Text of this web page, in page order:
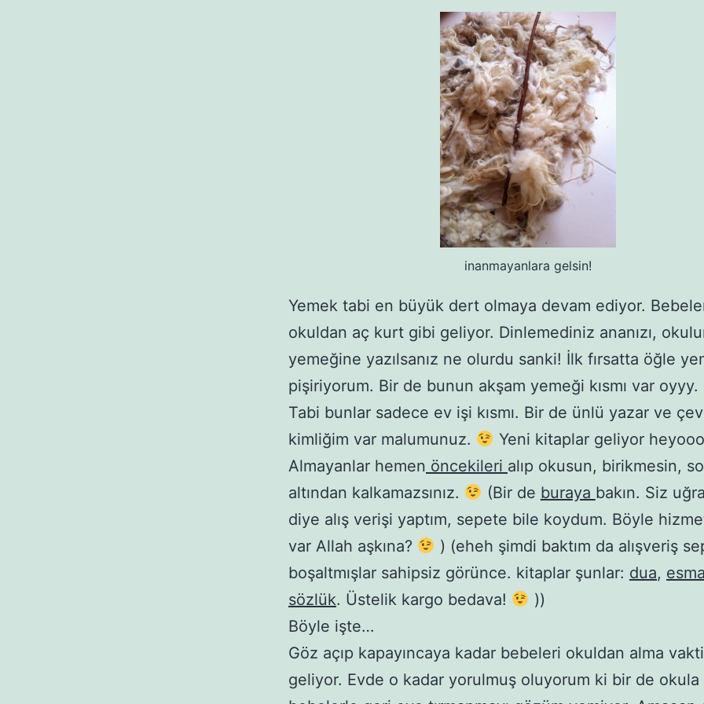
inanmayanlara gelsin!
Yemek tabi en büyük dert olmaya devam ediyor.
okuldan aç kurt gibi geliyor. Dinlemediniz ananızı,
yemeğine yazılsanız ne olurdu sanki! İlk fırsatta öğle
pişiriyorum. Bir de bunun akşam yemeği kısmı var oyyy.
Tabi bunlar sadece ev işi kısmı. Bir de ünlü yazar ve
kimliğim var malumunuz.
Yeni kitaplar geliyor
Almayanlar hemen öncekileri alıp okusun, birikmesin,
altından kalkamazsınız.
(Bir de buraya bakın. Siz
diye alış verişi yaptım, sepete bile koydum. Böyle
var Allah aşkına?
) (eheh şimdi baktım da alışveriş
boşaltmışlar sahipsiz görünce. kitaplar şunlar: dua,
sözlük. Üstelik kargo bedava!
))
Böyle işte…
Göz açıp kapayıncaya kadar bebeleri okuldan alma
geliyor. Evde o kadar yorulmuş oluyorum ki bir de